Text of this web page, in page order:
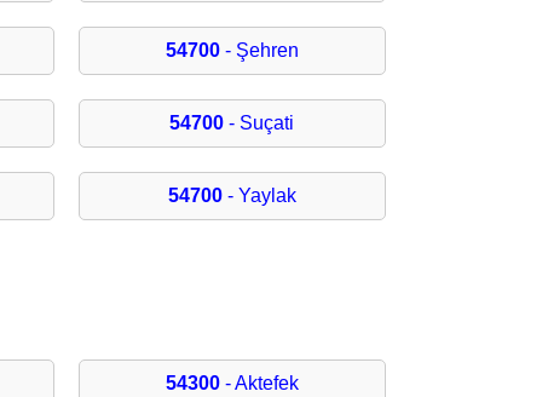
54700- Şehren
54700 - Suçati
54700- Yaylak
54300- Aktefek